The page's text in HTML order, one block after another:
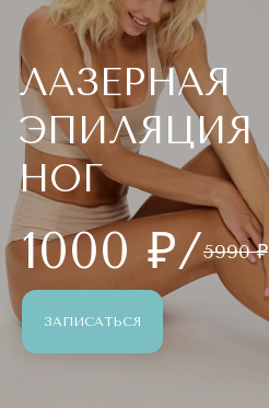
ЛАЗЕРНАЯ
ЭПИЛЯЦИЯ
НОГ
1000 ₽/5990 ₽
ЗАПИСАТЬСЯ